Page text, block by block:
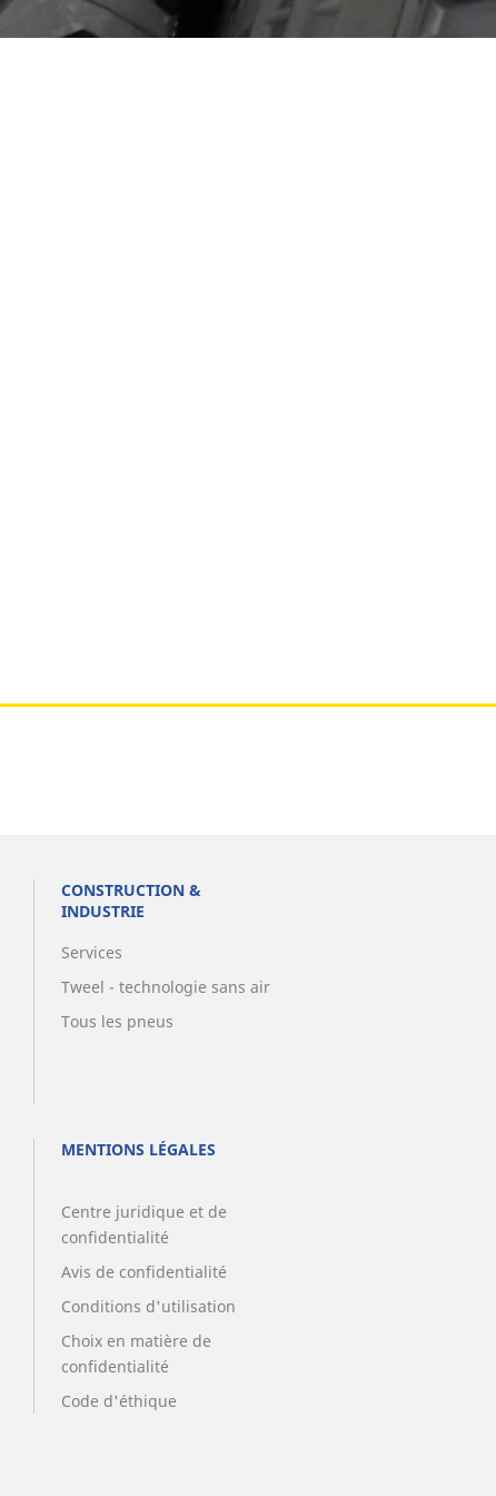
Aviation
CONSTRUCTION &
INDUSTRIE
Services
Tweel - technologie sans air
Tous les pneus
MENTIONS LÉGALES
Centre juridique et de
confidentialité
Avis de confidentialité
Conditions d'utilisation
Choix en matière de
confidentialité
Code d'éthique